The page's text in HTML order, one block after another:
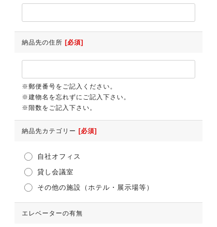
納品先の住所 [必須]
※郵便番号をご記入ください。
※建物名を忘れずにご記入下さい。
※階数をご記入下さい。
納品先カテゴリー [必須]
自社オフィス
貸し会議室
その他の施設（ホテル・展示場等）
エレベーターの有無